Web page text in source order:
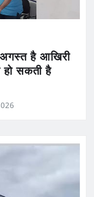
है आखिरी
हो सकती है